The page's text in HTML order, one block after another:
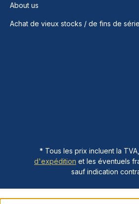
About us
Achat de vieux stocks / de fins de série
* Tous les prix incluent la
d'expédition et les éventuels
sauf indication